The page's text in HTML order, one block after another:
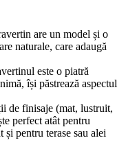
are un model și o
naturale, care adaugă
este o piatră
își păstrează aspectul
de finisaje (mat, lustruit,
perfect atât pentru
pentru terase sau alei